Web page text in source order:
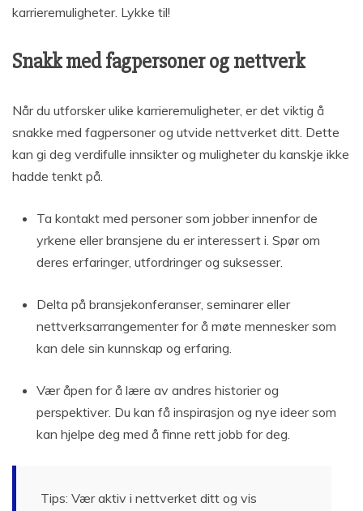
karrieremuligheter. Lykke til!
Snakk med fagpersoner og nettverk
Når du utforsker ulike karrieremuligheter, er det viktig å
snakke med fagpersoner og utvide nettverket ditt. Dette
kan gi deg verdifulle innsikter og muligheter du kanskje ikke
hadde tenkt på.
Ta kontakt med personer som jobber innenfor de
yrkene eller bransjene du er interessert i. Spør om
deres erfaringer, utfordringer og suksesser.
Delta på bransjekonferanser, seminarer eller
nettverksarrangementer for å møte mennesker som
kan dele sin kunnskap og erfaring.
Vær åpen for å lære av andres historier og
perspektiver. Du kan få inspirasjon og nye ideer som
kan hjelpe deg med å finne rett jobb for deg.
Tips: Vær aktiv i nettverket ditt og vis